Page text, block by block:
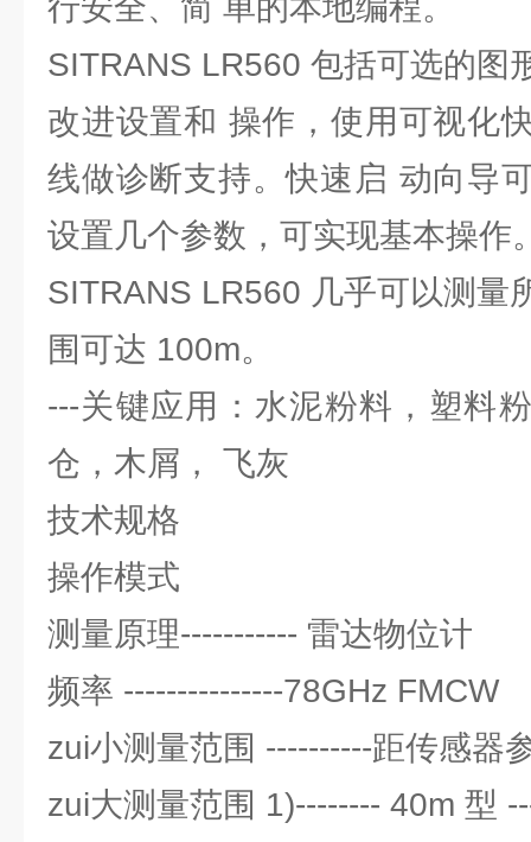
行安全、简 单的本地编程。
SITRANS LR560 包括可选的图
改进设置和 操作，使用可视化
线做诊断支持。快速启 动向导
设置几个参数，可实现基本操作
SITRANS LR560 几乎可以测量
围可达 100m。
---关键应用：水泥粉料，塑料
仓，木屑， 飞灰
技术规格
操作模式
测量原理----------- 雷达物位计
频率 ---------------78GHz FMCW
zui小测量范围 ----------距传感器
zui大测量范围 1)-------- 40m 型